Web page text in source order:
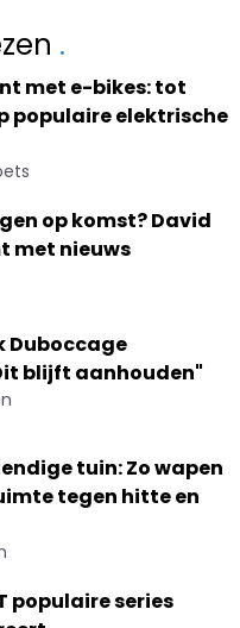
.
met e-bikes: tot
populaire elektrische
op komst? David
met nieuws
Duboccage
blijft aanhouden"
tuin: Zo wapen
tegen hitte en
populaire series